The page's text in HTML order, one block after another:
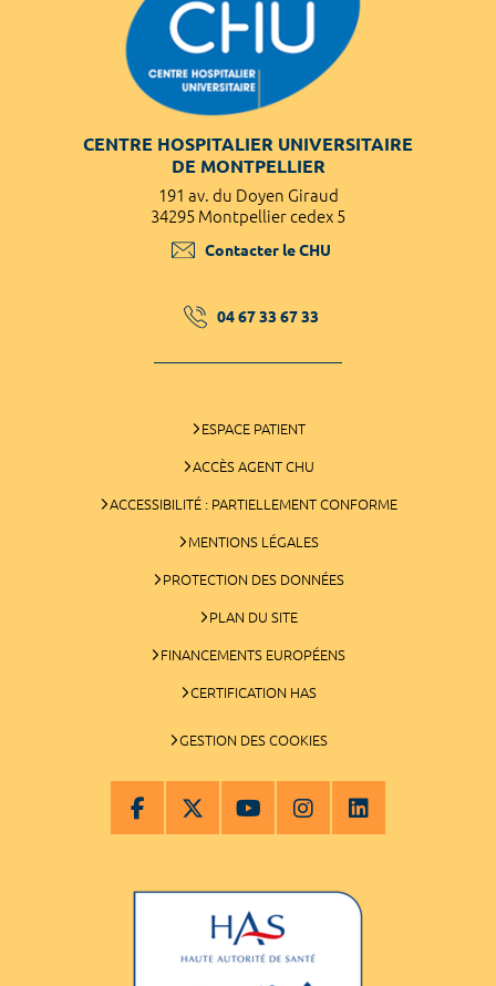
CENTRE HOSPITALIER UNIVERSITAIRE
DE MONTPELLIER
191 av. du Doyen Giraud
34295 Montpellier cedex 5
Contacter le CHU
04 67 33 67 33
ESPACE PATIENT
ACCÈS AGENT CHU
ACCESSIBILITÉ : PARTIELLEMENT CONFORME
MENTIONS LÉGALES
PROTECTION DES DONNÉES
PLAN DU SITE
FINANCEMENTS EUROPÉENS
CERTIFICATION HAS
GESTION DES COOKIES